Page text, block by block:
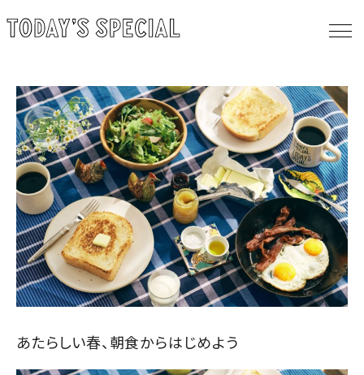
あたらしい春、朝食からはじめよう